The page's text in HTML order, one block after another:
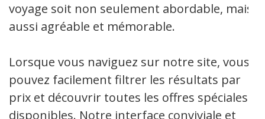
voyage soit non seulement abordable, mais
aussi agréable et mémorable.
Lorsque vous naviguez sur notre site, vous
pouvez facilement filtrer les résultats par
prix et découvrir toutes les offres spéciales
disponibles. Notre interface conviviale et